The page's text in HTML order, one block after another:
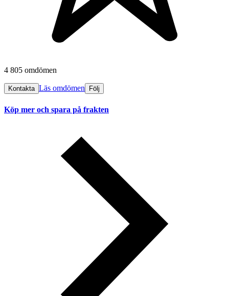
4 805 omdömen
Kontakta Läs omdömen Följ
Köp mer och spara på frakten